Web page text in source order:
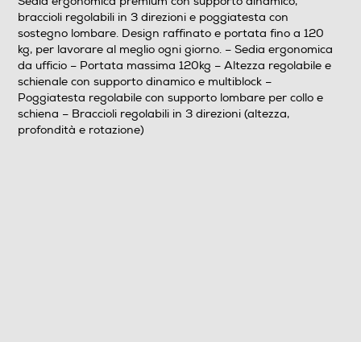
braccioli regolabili in 3 direzioni e poggiatesta con
sostegno lombare. Design raffinato e portata fino a 120
kg, per lavorare al meglio ogni giorno. – Sedia ergonomica
da ufficio – Portata massima 120kg – Altezza regolabile e
schienale con supporto dinamico e multiblock –
Poggiatesta regolabile con supporto lombare per collo e
schiena – Braccioli regolabili in 3 direzioni (altezza,
profondità e rotazione)